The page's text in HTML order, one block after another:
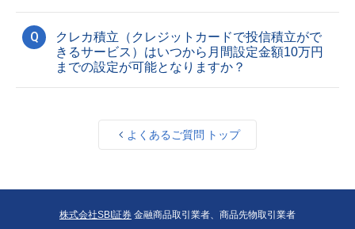
Q
クレカ積立（クレジットカードで投信積立がで
きるサービス）はいつから月間設定金額10万円
までの設定が可能となりますか？
よくあるご質問 トップ
株式会社SBI証券 金融商品取引業者、商品先物取引業者